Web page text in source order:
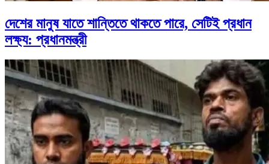
দেশের মানুষ যাতে শান্তিতে থাকতে পারে, সেটিই প্রধান
লক্ষ্য: প্রধানমন্ত্রী